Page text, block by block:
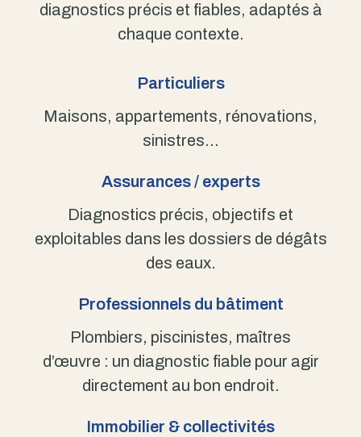
diagnostics précis et fiables, adaptés à
chaque contexte.
Particuliers
Maisons, appartements, rénovations,
sinistres…
Assurances / experts
Diagnostics précis, objectifs et
exploitables dans les dossiers de dégâts
des eaux.
Professionnels du bâtiment
Plombiers, piscinistes, maîtres
d’œuvre : un diagnostic fiable pour agir
directement au bon endroit.
Immobilier & collectivités